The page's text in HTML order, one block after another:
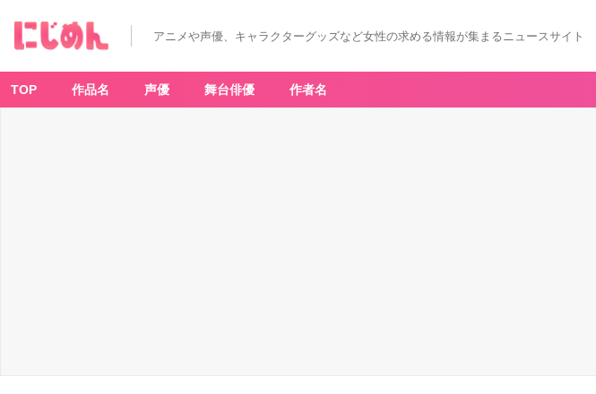
アニメや声優、キャラクターグッズなど女性の求める情報が集まるニュースサイト
TOP 作品名 声優 舞台俳優 作者名